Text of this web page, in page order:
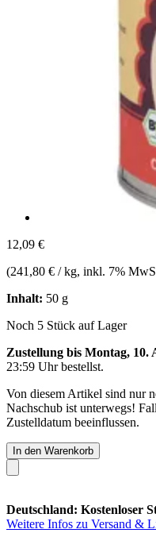
12,09 €
(241,80 € / kg, inkl. 7%
Inhalt: 50 g
Noch 5 Stück auf Lager
Zustellung bis Montag, 10.
23:59 Uhrbestellst.
Von diesem Artikel sind nur
Nachschub ist unterwegs!
Zustelldatum beeinflussen.
In den Warenkorb
Deutschland: Kostenloser
Weitere Infos zu Versand &